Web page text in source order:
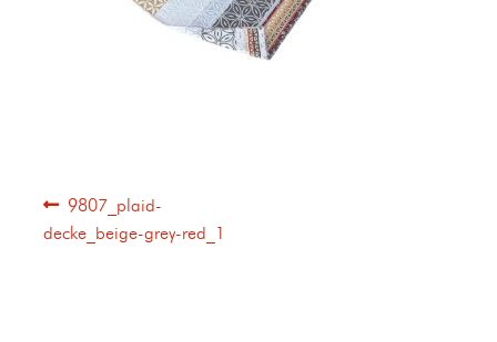
9807_plaid-
decke_beige-grey-red_1